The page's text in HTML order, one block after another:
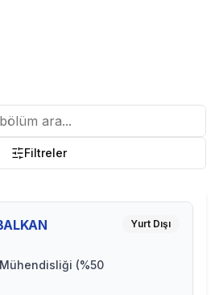
Filtreler
(%50
Yurt Dışı